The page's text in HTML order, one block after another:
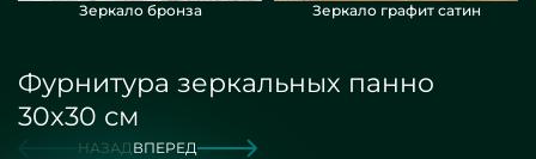
Зеркало бронза Зеркало графит сатин
Фурнитура зеркальных панно
30х30 см
НАЗАДВПЕРЕД